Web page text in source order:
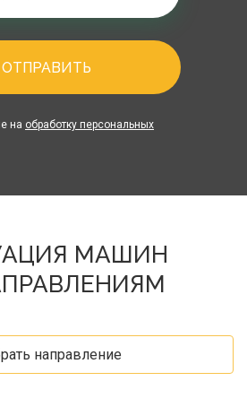
ОТПРАВИТЬ
на обработку персональных
МАШИН
направление